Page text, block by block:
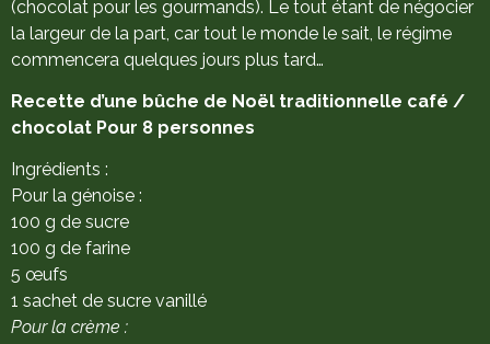
(chocolat pour les gourmands). Le tout étant de négocier
la largeur de la part, car tout le monde le sait, le régime
commencera quelques jours plus tard…
Recette d’une bûche de Noël traditionnelle café /
chocolat Pour 8 personnes
Ingrédients :
Pour la génoise :
100 g de sucre
100 g de farine
5 œufs
1 sachet de sucre vanillé
Pour la crème :